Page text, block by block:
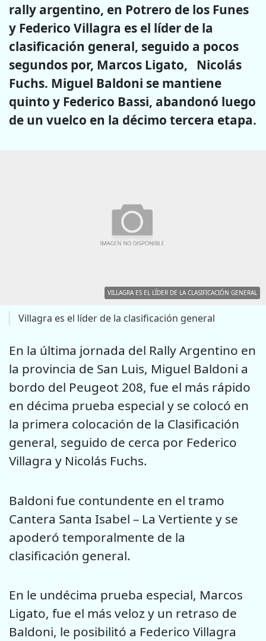
rally argentino, en Potrero de los Funes
y Federico Villagra es el líder de la
clasificación general, seguido a pocos
segundos por, Marcos Ligato, Nicolás
Fuchs. Miguel Baldoni se mantiene
quinto y Federico Bassi, abandonó luego
de un vuelco en la décimo tercera etapa.
VILLAGRA ES EL LÍDER DE LA CLASIFICACIÓN GENERAL
Villagra es el líder de la clasificación general
En la última jornada del Rally Argentino en
la provincia de San Luis, Miguel Baldoni a
bordo del Peugeot 208, fue el más rápido
en décima prueba especial y se colocó en
la primera colocación de la Clasificación
general, seguido de cerca por Federico
Villagra y Nicolás Fuchs.
Baldoni fue contundente en el tramo
Cantera Santa Isabel – La Vertiente y se
apoderó temporalmente de la
clasificación general.
En le undécima prueba especial, Marcos
Ligato, fue el más veloz y un retraso de
Baldoni, le posibilitó a Federico Villagra